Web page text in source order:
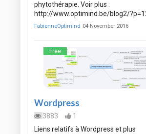
phytothérapie. Voir plus :
http://www.optimind.be/blog2/
FabienneOptimind 04 November 2016
Free
Wordpress
3883
1
Liens relatifs à Wordpress et plus